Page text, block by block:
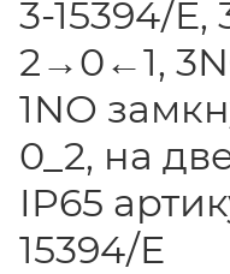
3-15394/E,
2→0←1,
1NO
0_2, на
IP65
15394/E